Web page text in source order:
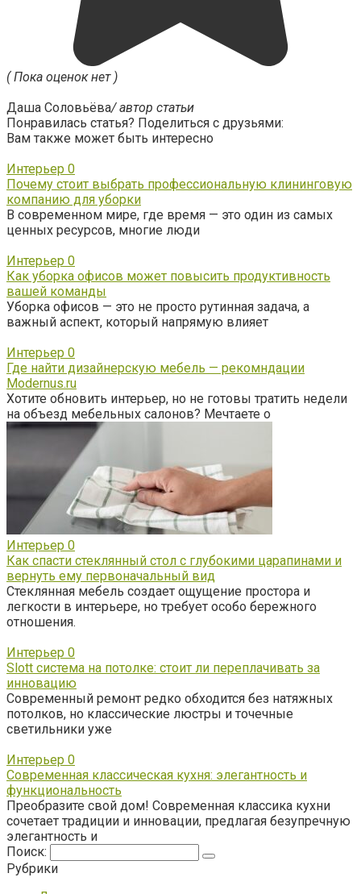
( Пока оценок нет )
Даша Соловьёва/ автор статьи
Понравилась статья? Поделиться с друзьями:
Вам также может быть интересно
Интерьер 0
Почему стоит выбрать профессиональную клининговую
компанию для уборки
В современном мире, где время — это один из самых
ценных ресурсов, многие люди
Интерьер 0
Как уборка офисов может повысить продуктивность
вашей команды
Уборка офисов — это не просто рутинная задача, а
важный аспект, который напрямую влияет
Интерьер 0
Где найти дизайнерскую мебель — рекомндации
Modernus.ru
Хотите обновить интерьер, но не готовы тратить недели
на объезд мебельных салонов? Мечтаете о
Интерьер 0
Как спасти стеклянный стол с глубокими царапинами и
вернуть ему первоначальный вид
Стеклянная мебель создает ощущение простора и
легкости в интерьере, но требует особо бережного
отношения.
Интерьер 0
Slott система на потолке: стоит ли переплачивать за
инновацию
Современный ремонт редко обходится без натяжных
потолков, но классические люстры и точечные
светильники уже
Интерьер 0
Современная классическая кухня: элегантность и
функциональность
Преобразите свой дом! Современная классика кухни
сочетает традиции и инновации, предлагая безупречную
элегантность и
Поиск:
Рубрики